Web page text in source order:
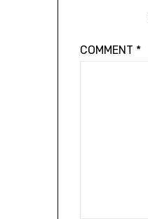
COMMENT *